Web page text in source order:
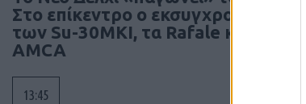
Στο επίκεντρο ο εκσυγχρονισμός
των Su-30MKI, τα Rafale και το
AMCA
13:45